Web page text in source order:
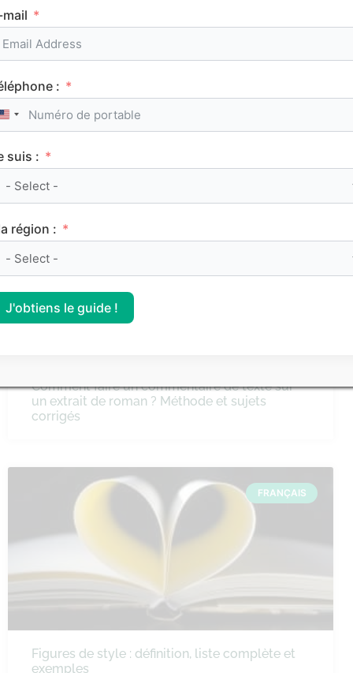
Manon Lescaut, Abbé Prévost : résumé et
analyse de l’œuvre
Comment faire un commentaire de texte sur
un extrait de roman ? Méthode et sujets
corrigés
FRANÇAIS
Figures de style : définition, liste complète et
exemples
:
United States +1
suis :
région :
J'obtiens le guide !